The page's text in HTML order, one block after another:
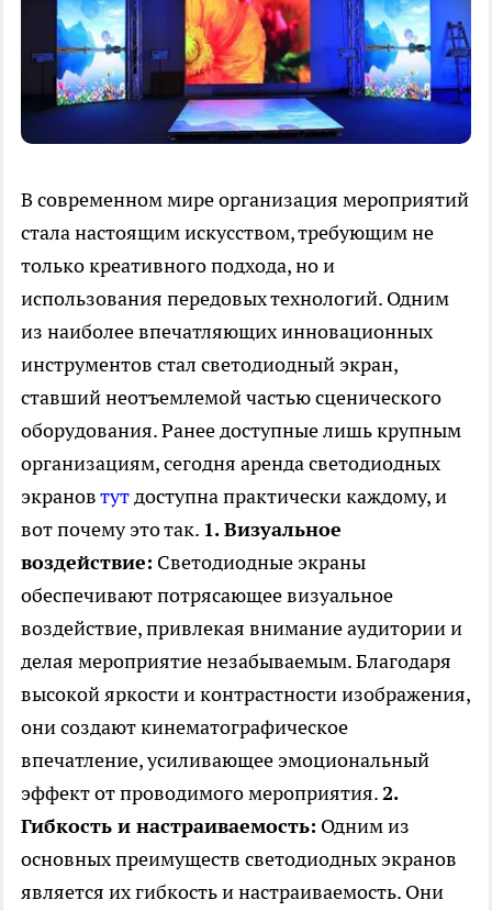
В современном мире организация мероприятий
стала настоящим искусством, требующим не
только креативного подхода, но и
использования передовых технологий. Одним
из наиболее впечатляющих инновационных
инструментов стал светодиодный экран,
ставший неотъемлемой частью сценического
оборудования. Ранее доступные лишь крупным
организациям, сегодня аренда светодиодных
экрановтутдоступна практически каждому, и
вот почему это так. 1. Визуальное
воздействие: Светодиодные экраны
обеспечивают потрясающее визуальное
воздействие, привлекая внимание аудитории и
делая мероприятие незабываемым. Благодаря
высокой яркости и контрастности изображения,
они создают кинематографическое
впечатление, усиливающее эмоциональный
эффект от проводимого мероприятия.2.
Гибкость и настраиваемость: Одним из
основных преимуществ светодиодных экранов
является их гибкость и настраиваемость. Они